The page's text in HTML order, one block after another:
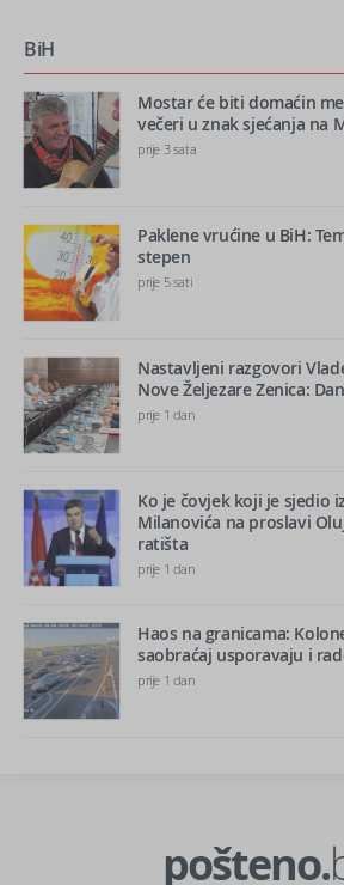
BiH
Mostar će biti domaćin
večeri u znak sjećanja na
prije 3 sata
Paklene vrućine u BiH:
stepen
prije 5 sati
Nastavljeni razgovori
Nove Željezare Zenica:
prije 1 dan
Ko je čovjek koji je sjedio
Milanovića na proslavi
ratišta
prije 1 dan
Haos na granicama:
saobraćaj usporavaju i
prije 1 dan
pošteno.